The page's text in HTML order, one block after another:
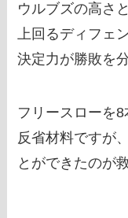
ウルブズの高さ
上回るディフェ
決定力が勝敗を
フリースローを
反省材料ですが
とができたのが